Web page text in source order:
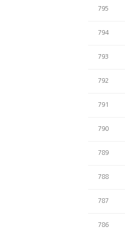
795
794
793
792
791
790
789
788
787
786